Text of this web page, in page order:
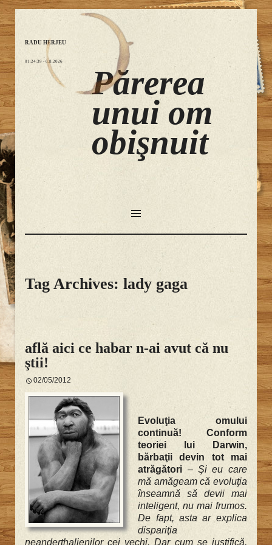
RADU HERJEU
01:24:40 - 6.8.2026
Părerea
unui om
obişnuit
SKIP
Tag Archives: lady gaga
află aici ce habar n-ai avut că nu
ştii!
02/05/2012
Evoluţia omului
continuă! Conform
teoriei lui Darwin,
bărbaţii devin tot mai
atrăgători – Şi eu care
mă amăgeam că evoluţia
înseamnă să devii mai
inteligent, nu mai frumos.
De fapt, asta ar explica
dispariţia
neanderthalienilor cei vechi. Dar cum se justifică,